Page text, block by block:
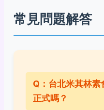
常見問題解答
Q：台北米其林
正式嗎？